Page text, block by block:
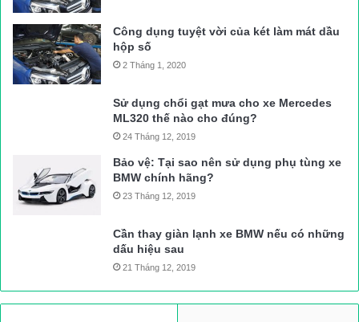
Công dụng tuyệt vời của két làm mát dầu
hộp số
2 Tháng 1, 2020
Sử dụng chổi gạt mưa cho xe Mercedes
ML320 thế nào cho đúng?
24 Tháng 12, 2019
Bảo vệ: Tại sao nên sử dụng phụ tùng xe
BMW chính hãng?
23 Tháng 12, 2019
Cần thay giàn lạnh xe BMW nếu có những
dấu hiệu sau
21 Tháng 12, 2019